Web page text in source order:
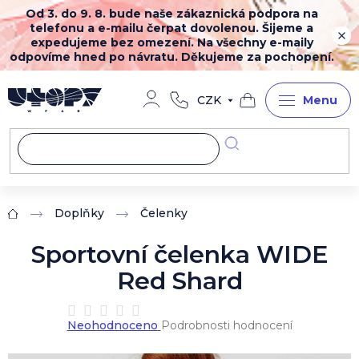
Přejít
na
obsah
Od 3. do 9. 8. bude naše zákaznická podpora na
telefonu a e-mailu čerpat dovolenou. Šijeme a
expedujeme bez omezení. Na všechny e-maily
odpovíme hned po návratu. Děkujeme za pochopení.
CZK
Nákupní
košík
Domů Doplňky Čelenky
Sportovní čelenka WIDE
Red Shard
Průměrné
hodnocení
Neohodnoceno Podrobnosti hodnocení